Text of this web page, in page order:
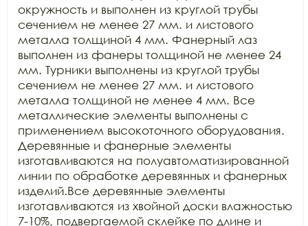
окружность и выполнен из круглой трубы
сечением не менее 27 мм. и листового
металла толщиной 4 мм. Фанерный лаз
выполнен из фанеры толщиной не менее 24
мм. Турники выполнены из круглой трубы
сечением не менее 27 мм. и листового
металла толщиной не менее 4 мм. Все
металлические элементы выполнены с
применением высокоточного оборудования.
Деревянные и фанерные элементы
изготавливаются на полуавтоматизированной
линии по обработке деревянных и фанерных
изделий.Все деревянные элементы
изготавливаются из хвойной доски влажностью
7-10%, подвергаемой склейке по длине и